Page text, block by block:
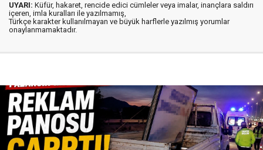
UYARI: Küfür, hakaret, rencide edici cümleler veya imalar, inançlara saldırı
içeren, imla kuralları ile yazılmamış,
Türkçe karakter kullanılmayan ve büyük harflerle yazılmış yorumlar
onaylanmamaktadır.